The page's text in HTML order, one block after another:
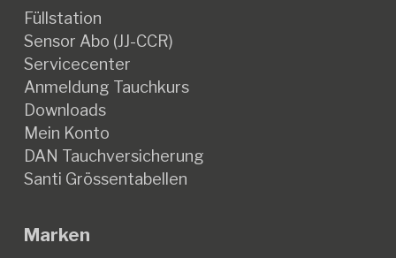
Füllstation
Sensor Abo (JJ-CCR)
Servicecenter
Anmeldung Tauchkurs
Downloads
Mein Konto
DAN Tauchversicherung
Santi Grössentabellen
Marken